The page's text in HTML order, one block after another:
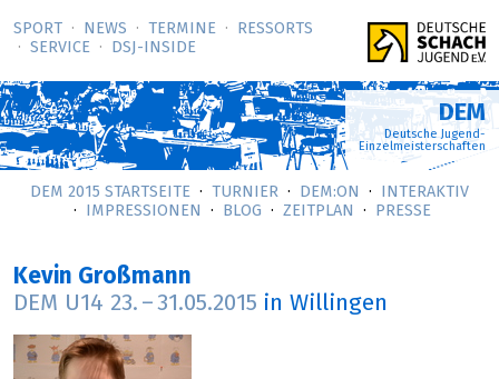
SPORT NEWS TERMINE
RESSORTS
SERVICE
DSJ-­INSIDE
DEM
Deutsche Jugend-
Einzelmeisterschaften
DEM 2015 STARTSEITE TURNIER DEM:ON
INTERAKTIV
IMPRESSIONEN
BLOG ZEITPLAN PRESSE
Kevin Großmann
DEM U14 23. – 31.05.2015 in Willingen